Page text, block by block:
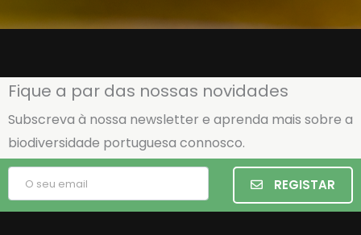
Fique a par das nossas novidades
Subscreva à nossa newsletter e aprenda mais sobre a
biodiversidade portuguesa connosco.
REGISTAR